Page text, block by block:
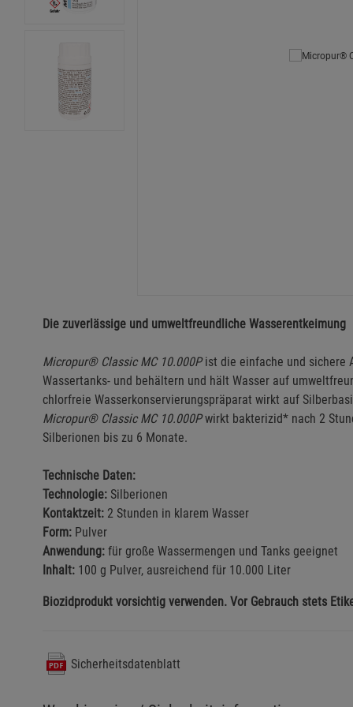
Die zuverlässige und umweltfreundliche Wasserentkeimung
Micropur® Classic MC 10.000Pist die einfache und sichere
Wassertanks- und behältern und hält Wasser auf
chlorfreie Wasserkonservierungspräparat wirkt auf
Micropur® Classic MC 10.000Pwirkt bakterizid* nach 2
Silberionen bis zu 6 Monate.
Technische Daten:
Technologie: Silberionen
Kontaktzeit: 2 Stunden in klarem Wasser
Form: Pulver
Anwendung: für große Wassermengen und Tanks geeignet
Inhalt: 100 g Pulver, ausreichend für 10.000 Liter
Biozidprodukt vorsichtig verwenden. Vor Gebrauch stets
Sicherheitsdatenblatt